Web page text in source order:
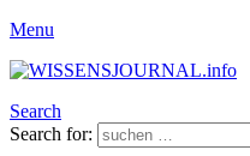
Menu
Search
Search for: